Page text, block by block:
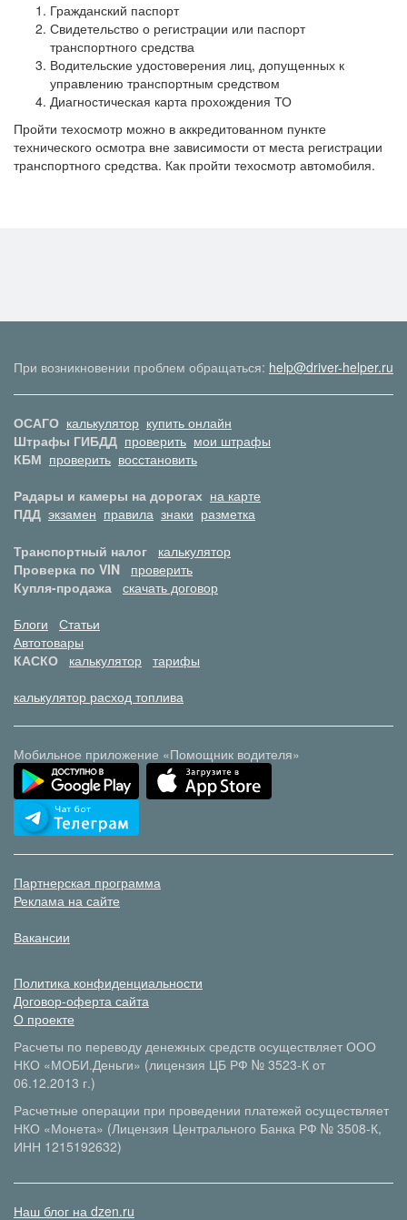
Гражданский паспорт
Свидетельство о регистрации или паспорт
транспортного средства
Водительские удостоверения лиц, допущенных к
управлению транспортным средством
Диагностическая карта прохождения ТО
Пройти техосмотр можно в аккредитованном пункте
технического осмотра вне зависимости от места регистрации
транспортного средства. Как пройти техосмотр автомобиля.
При возникновении проблем обращаться: help@driver-helper.ru
ОСАГО калькулятор купить онлайн
Штрафы ГИБДД проверить мои штрафы
КБМ проверить восстановить
Радары и камеры на дорогах на карте
ПДД экзамен правила знаки разметка
Транспортный налог
калькулятор
Проверка по VIN
проверить
Купля-продажа скачать договор
Блоги
Статьи
Автотовары
КАСКО
калькулятор тарифы
калькулятор расход топлива
Мобильное приложение «Помощник водителя»
Партнерская программа
Реклама на сайте
Вакансии
Политика конфиденциальности
Договор-оферта сайта
О проекте
Расчеты по переводу денежных средств осуществляет ООО
НКО «МОБИ.Деньги» (лицензия ЦБ РФ № 3523-К от
06.12.2013 г.)
Расчетные операции при проведении платежей осуществляет
НКО «Монета» (Лицензия Центрального Банка РФ № 3508-К,
ИНН 1215192632)
Наш блог на dzen.ru